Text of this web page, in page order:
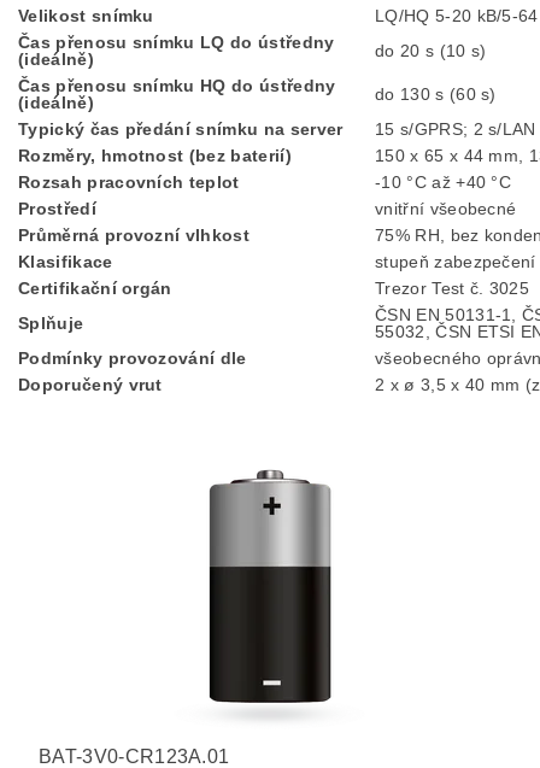
Velikost snímku
LQ/HQ 5-20 kB/5-
Čas přenosu snímku LQ do ústředny
(ideálně)
do 20 s (10 s)
Čas přenosu snímku HQ do ústředny
(ideálně)
do 130 s (60 s)
Typický čas předání snímku na server
15 s/GPRS; 2 s/LAN
Rozměry, hmotnost (bez baterií)
150 x 65 x 44 mm,
Rozsah pracovních teplot
-10 °C až +40 °C
Prostředí
vnitřní všeobecné
Průměrná provozní vlhkost
75% RH, bez
Klasifikace
stupeň
Certifikační orgán
Trezor Test č. 3025
Splňuje
ČSN EN 50131-1,
55032, ČSN ETSI
Podmínky provozování dle
všeobecného
Doporučený vrut
2 x ø 3,5 x 40 mm
BAT-3V0-CR123A.01